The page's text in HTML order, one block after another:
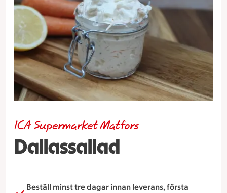
Dallassallad
ICA Supermarket Matfors
Beställ minst tre dagar innan leverans, första